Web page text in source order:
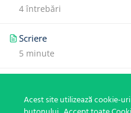
4 întrebări
Scriere
5 minute
4 întrebări
Acest site utilizează cookie-